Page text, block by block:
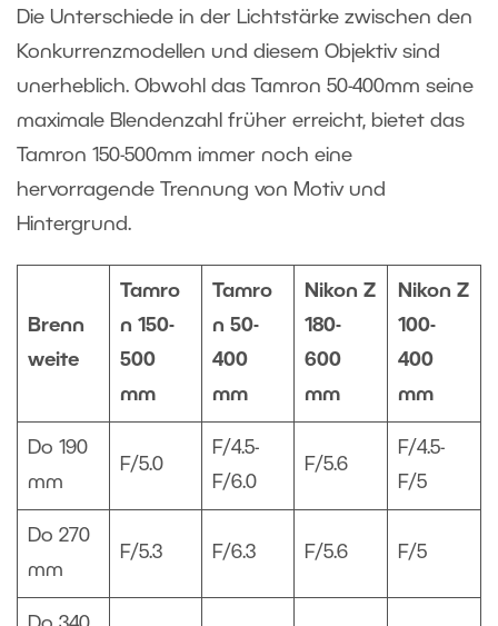
Die Unterschiede in der Lichtstärke zwischen den
Konkurrenzmodellen und diesem Objektiv sind
unerheblich. Obwohl das Tamron 50-400mm seine
maximale Blendenzahl früher erreicht, bietet das
Tamron 150-500mm immer noch eine
hervorragende Trennung von Motiv und
Hintergrund.
Brenn
weite
Tamro
n 150-
500
mm
Tamro
n 50-
400
mm
Nikon Z
180-
600
mm
Nikon Z
100-
400
mm
Do 190
mm
F/5.0
F/4.5-
F/6.0
F/5.6
F/4.5-
F/5
Do 270
mm
F/5.3 F/6.3 F/5.6 F/5